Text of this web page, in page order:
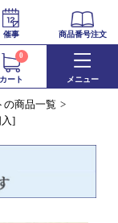
催事 商品番号注文
カート
0
メニュー
の商品一覧
入]